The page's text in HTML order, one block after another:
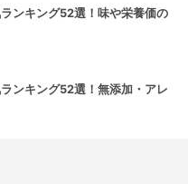
ンキング52選！味や栄養価の
ンキング52選！無添加・アレ